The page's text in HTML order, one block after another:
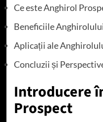
Ce este Anghirol
Beneficiile
Aplicații ale
Concluzii și
Introducere
Prospect